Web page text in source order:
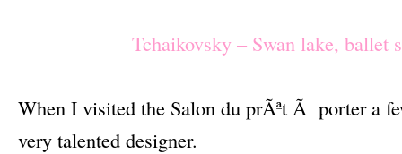
Tchaikovsky – Swan lake, ballet
When I visited the Salon du prÃªt Ã porter a
very talented designer.